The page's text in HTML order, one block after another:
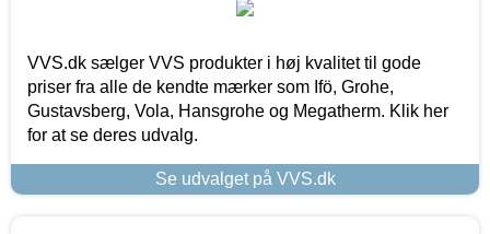
VVS.dk sælger VVS produkter i høj kvalitet til gode
priser fra alle de kendte mærker som Ifö, Grohe,
Gustavsberg, Vola, Hansgrohe og Megatherm. Klik her
for at se deres udvalg.
Se udvalget på VVS.dk